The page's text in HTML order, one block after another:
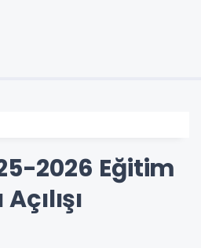
2026 Eğitim